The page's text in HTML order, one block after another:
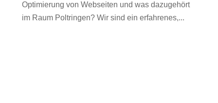
Optimierung von Webseiten und was dazugehört
im Raum Poltringen? Wir sind ein erfahrenes,...